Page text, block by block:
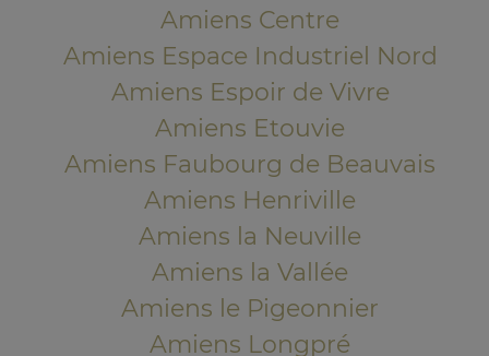
Amiens Centre
Amiens Espace Industriel Nord
Amiens Espoir de Vivre
Amiens Etouvie
Amiens Faubourg de Beauvais
Amiens Henriville
Amiens la Neuville
Amiens la Vallée
Amiens le Pigeonnier
Amiens Longpré